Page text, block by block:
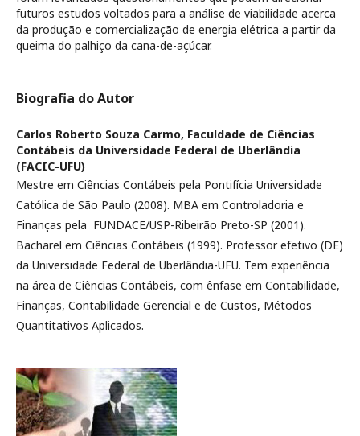
futuros estudos voltados para a análise de viabilidade acerca
da produção e comercialização de energia elétrica a partir da
queima do palhiço da cana-de-açúcar.
Biografia do Autor
Carlos Roberto Souza Carmo, Faculdade de Ciências
Contábeis da Universidade Federal de Uberlândia
(FACIC-UFU)
Mestre em Ciências Contábeis pela Pontifícia Universidade
Católica de São Paulo (2008). MBA em Controladoria e
Finanças pela FUNDACE/USP-Ribeirão Preto-SP (2001).
Bacharel em Ciências Contábeis (1999). Professor efetivo (DE)
da Universidade Federal de Uberlândia-UFU. Tem experiência
na área de Ciências Contábeis, com ênfase em Contabilidade,
Finanças, Contabilidade Gerencial e de Custos, Métodos
Quantitativos Aplicados.